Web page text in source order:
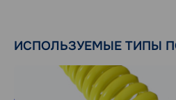
ИСПОЛЬЗУЕМЫЕ ТИПЫ